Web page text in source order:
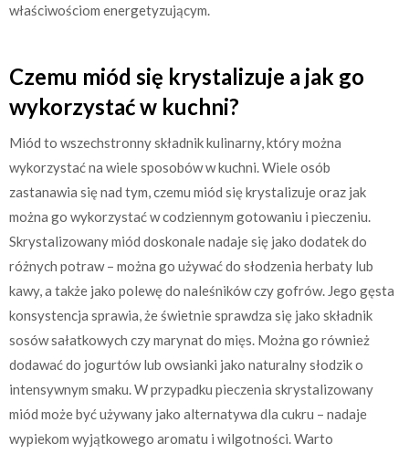
właściwościom energetyzującym.
Czemu miód się krystalizuje a jak go
wykorzystać w kuchni?
Miód to wszechstronny składnik kulinarny, który można
wykorzystać na wiele sposobów w kuchni. Wiele osób
zastanawia się nad tym, czemu miód się krystalizuje oraz jak
można go wykorzystać w codziennym gotowaniu i pieczeniu.
Skrystalizowany miód doskonale nadaje się jako dodatek do
różnych potraw – można go używać do słodzenia herbaty lub
kawy, a także jako polewę do naleśników czy gofrów. Jego gęsta
konsystencja sprawia, że świetnie sprawdza się jako składnik
sosów sałatkowych czy marynat do mięs. Można go również
dodawać do jogurtów lub owsianki jako naturalny słodzik o
intensywnym smaku. W przypadku pieczenia skrystalizowany
miód może być używany jako alternatywa dla cukru – nadaje
wypiekom wyjątkowego aromatu i wilgotności. Warto